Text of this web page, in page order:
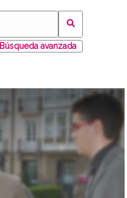
Búsqueda avanzada